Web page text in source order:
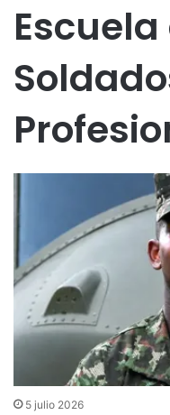
Escuela
5 julio 2026